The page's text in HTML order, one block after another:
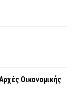
Οικονομικής